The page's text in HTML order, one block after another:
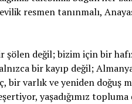
resmen tanınmalı,
şölen değil; bizim için bir
bir kayıp değil;
bir varlık ve yeniden doğuş
yaşadığımız